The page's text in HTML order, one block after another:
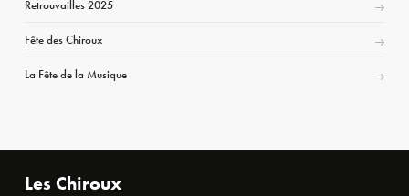
Retrouvailles 2025
Fête des Chiroux
La Fête de la Musique
Les Chiroux